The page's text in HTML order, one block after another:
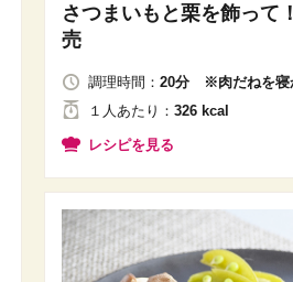
さつまいもと栗を飾って
売
調理時間： 20分 ※肉だねを寝
１人 あたり ： 326 kcal
レシピを見る